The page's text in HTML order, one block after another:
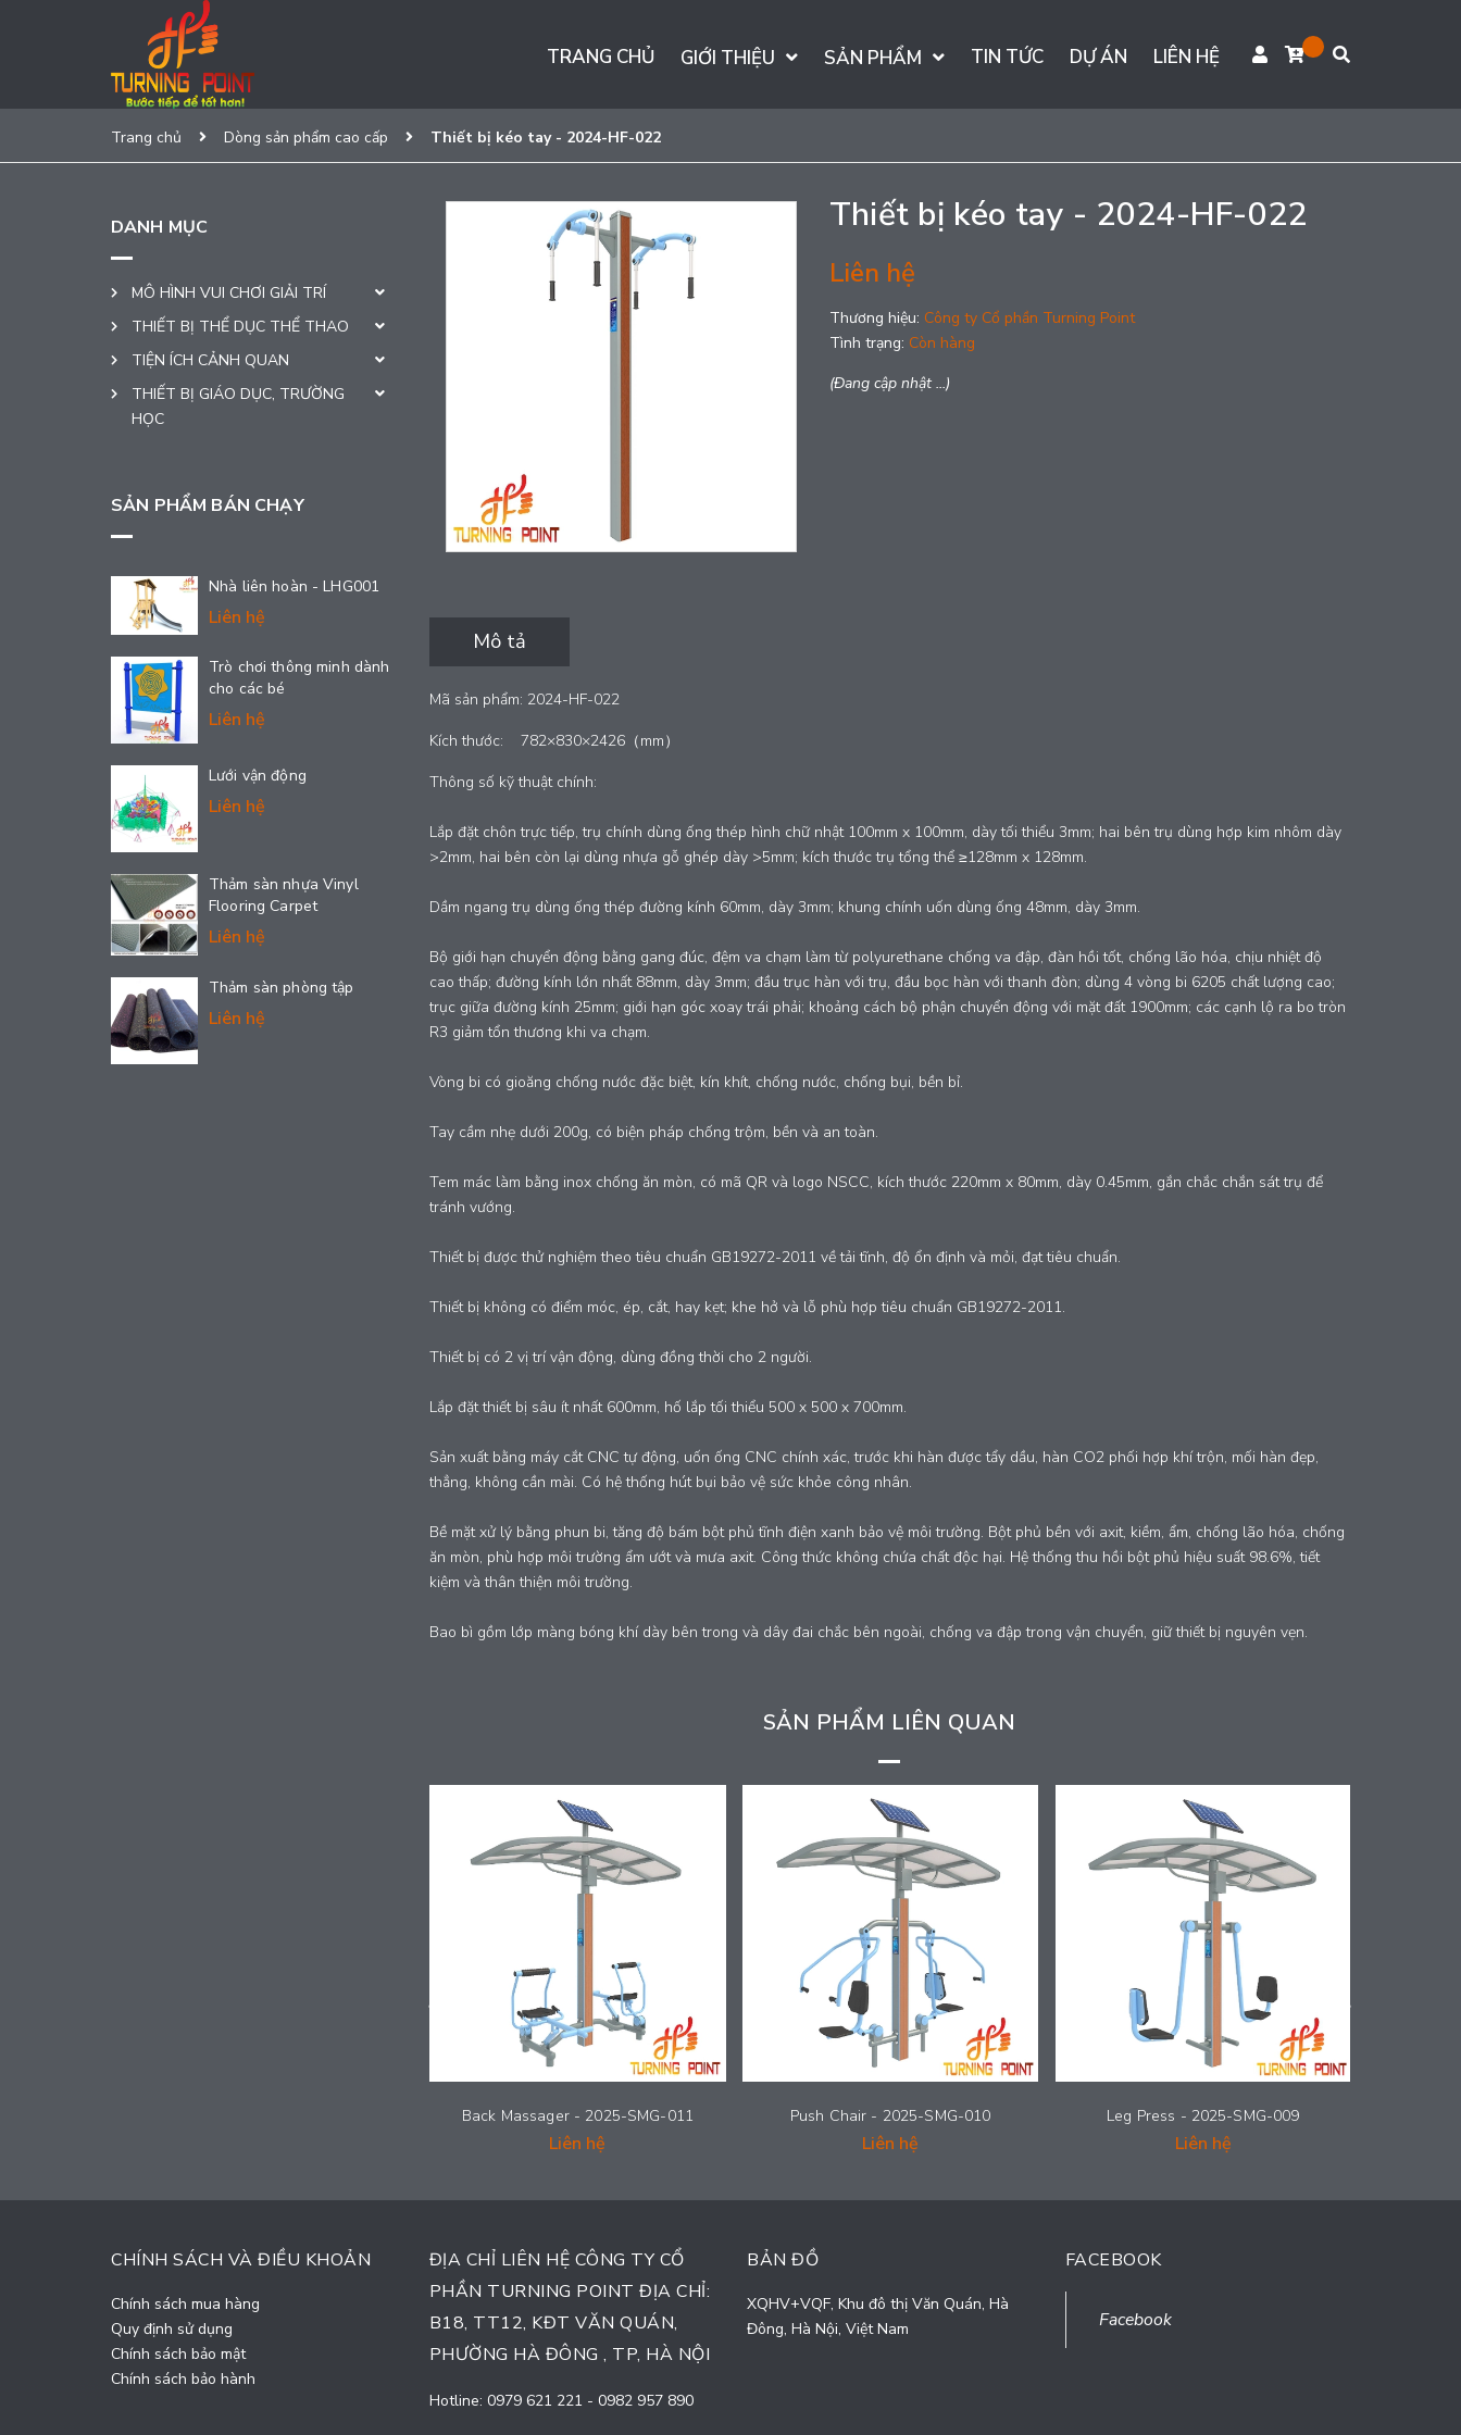
TRANG CHỦ GIỚI THIỆU SẢN PHẨM TIN TỨC DỰ ÁN LIÊN HỆ
Trang chủ Dòng sản phẩm cao cấp Thiết bị kéo tay - 2024-HF-022
Thiết bị kéo tay - 2024-HF-022
Liên hệ
Thương hiệu: Công ty Cổ phần Turning Point
Tình trạng: Còn hàng
(Đang cập nhật ...)
Mô tả
Mã sản phẩm: 2024-HF-022
Kích thước:
782×830×2426（mm）
Thông số kỹ thuật chính:
Lắp đặt chôn trực tiếp, trụ chính dùng ống thép hình chữ nhật 100mm x 100mm, dày tối thiểu 3mm; hai bên trụ dùng hợp kim nhôm dày
>2mm, hai bên còn lại dùng nhựa gỗ ghép dày >5mm; kích thước trụ tổng thể ≥128mm x 128mm.
Dầm ngang trụ dùng ống thép đường kính 60mm, dày 3mm; khung chính uốn dùng ống 48mm, dày 3mm.
Bộ giới hạn chuyển động bằng gang đúc, đệm va chạm làm từ polyurethane chống va đập, đàn hồi tốt, chống lão hóa, chịu nhiệt độ
cao thấp; đường kính lớn nhất 88mm, dày 3mm; đầu trục hàn với trụ, đầu bọc hàn với thanh đòn; dùng 4 vòng bi 6205 chất lượng cao;
trục giữa đường kính 25mm; giới hạn góc xoay trái phải; khoảng cách bộ phận chuyển động với mặt đất 1900mm; các cạnh lộ ra bo tròn
R3 giảm tổn thương khi va chạm.
Vòng bi có gioăng chống nước đặc biệt, kín khít, chống nước, chống bụi, bền bỉ.
Tay cầm nhẹ dưới 200g, có biện pháp chống trộm, bền và an toàn.
Tem mác làm bằng inox chống ăn mòn, có mã QR và logo NSCC, kích thước 220mm x 80mm, dày 0.45mm, gắn chắc chắn sát trụ để
tránh vướng.
Thiết bị được thử nghiệm theo tiêu chuẩn GB19272-2011 về tải tĩnh, độ ổn định và mỏi, đạt tiêu chuẩn.
Thiết bị không có điểm móc, ép, cắt, hay kẹt; khe hở và lỗ phù hợp tiêu chuẩn GB19272-2011.
Thiết bị có 2 vị trí vận động, dùng đồng thời cho 2 người.
Lắp đặt thiết bị sâu ít nhất 600mm, hố lắp tối thiểu 500 x 500 x 700mm.
Sản xuất bằng máy cắt CNC tự động, uốn ống CNC chính xác, trước khi hàn được tẩy dầu, hàn CO2 phối hợp khí trộn, mối hàn đẹp,
thẳng, không cần mài. Có hệ thống hút bụi bảo vệ sức khỏe công nhân.
Bề mặt xử lý bằng phun bi, tăng độ bám bột phủ tĩnh điện xanh bảo vệ môi trường. Bột phủ bền với axit, kiềm, ẩm, chống lão hóa, chống
ăn mòn, phù hợp môi trường ẩm ướt và mưa axit. Công thức không chứa chất độc hại. Hệ thống thu hồi bột phủ hiệu suất 98.6%, tiết
kiệm và thân thiện môi trường.
Bao bì gồm lớp màng bóng khí dày bên trong và dây đai chắc bên ngoài, chống va đập trong vận chuyển, giữ thiết bị nguyên vẹn.
SẢN PHẨM LIÊN QUAN
Back Massager - 2025-SMG-011
Liên hệ
Push Chair - 2025-SMG-010
Liên hệ
Leg Press - 2025-SMG-009
Liên hệ
DANH MỤC
MÔ HÌNH VUI CHƠI GIẢI TRÍ
THIẾT BỊ THỂ DỤC THỂ THAO
TIỆN ÍCH CẢNH QUAN
THIẾT BỊ GIÁO DỤC, TRƯỜNG
HỌC
SẢN PHẨM BÁN CHẠY
Nhà liên hoàn - LHG001
Liên hệ
Trò chơi thông minh dành
cho các bé
Liên hệ
Lưới vận động
Liên hệ
Thảm sàn nhựa Vinyl
Flooring Carpet
Liên hệ
Thảm sàn phòng tập
Liên hệ
CHÍNH SÁCH VÀ ĐIỀU KHOẢN
Chính sách mua hàng
Quy định sử dụng
Chính sách bảo mật
Chính sách bảo hành
ĐỊA CHỈ LIÊN HỆ CÔNG TY CỔ
PHẦN TURNING POINT ĐỊA CHỈ:
B18, TT12, KĐT VĂN QUÁN,
PHƯỜNG HÀ ĐÔNG , TP, HÀ NỘI
Hotline: 0979 621 221 - 0982 957 890
BẢN ĐỒ
XQHV+VQF, Khu đô thị Văn Quán, Hà
Đông, Hà Nội, Việt Nam
FACEBOOK
Facebook